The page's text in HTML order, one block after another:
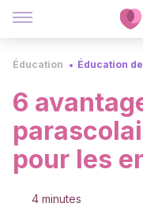
Éducation Éducation
6
pour les
4 minutes